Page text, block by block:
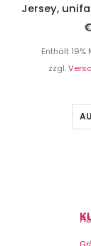
Enthält 19%
zzgl.